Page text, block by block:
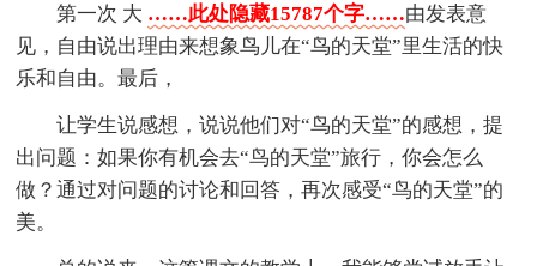
第一次 大 ……此处隐藏15787个字……由发表意
见，自由说出理由来想象鸟儿在“鸟的天堂”里生活的快
乐和自由。最后，
让学生说感想，说说他们对“鸟的天堂”的感想，提
出问题：如果你有机会去“鸟的天堂”旅行，你会怎么
做？通过对问题的讨论和回答，再次感受“鸟的天堂”的
美。